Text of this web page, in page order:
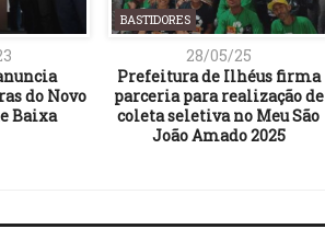
do Novo
Baixa
BASTIDORES
28/05/25
Prefeitura de Ilhéus firma
parceria para realização de
coleta seletiva no Meu São
João Amado 2025